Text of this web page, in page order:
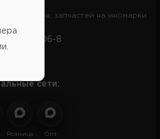
шин, дисков, запчастей на иномарки
206-206-8
сети:
Розница Опт